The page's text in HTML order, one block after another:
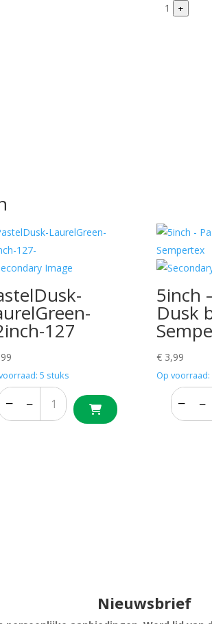
1 +
127
5 stuks
− − + +
5inch
Dusk
€ 3,99
Op
− −
Nieuwsbrief